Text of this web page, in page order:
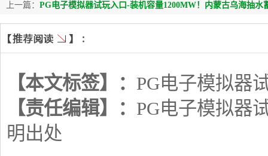
上一篇： PG电子模拟器试玩入口-装机容量1200MW！内蒙古乌海抽水
【本文标签】： PG电子模拟器
【责任编辑】： PG电子模拟器
明出处